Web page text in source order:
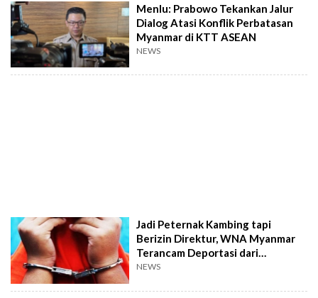
Menlu: Prabowo Tekankan Jalur
Dialog Atasi Konflik Perbatasan
Myanmar di KTT ASEAN
NEWS
Jadi Peternak Kambing tapi
Berizin Direktur, WNA Myanmar
Terancam Deportasi dari
Yogyakarta
NEWS